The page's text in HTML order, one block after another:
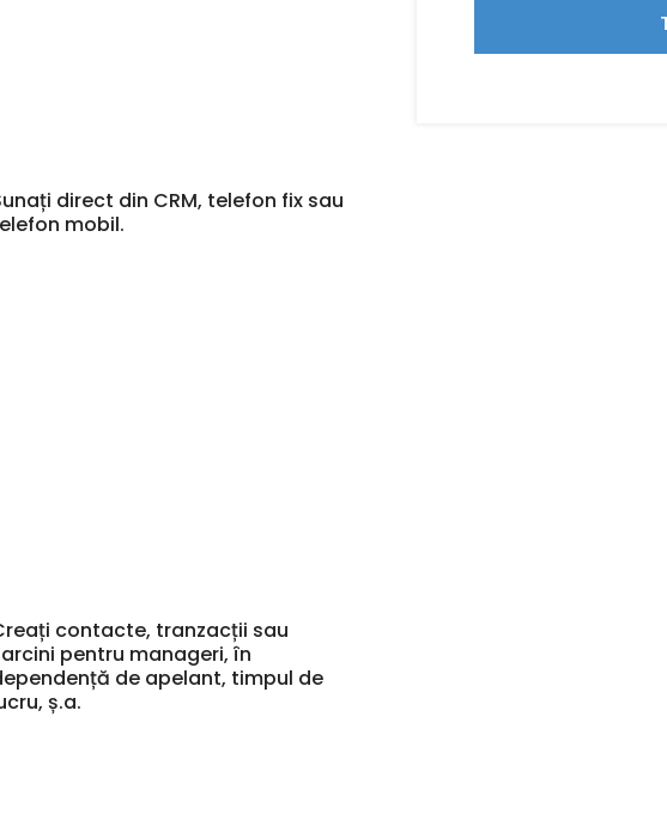
direct din CRM, telefon fix sau
mobil.
contacte, tranzacții sau
pentru manageri, în
de apelant, timpul de
ș.a.